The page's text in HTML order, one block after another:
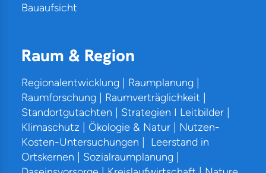
Bauaufsicht
Raum & Region
Regionalentwicklung | Raumplanung |
Raumforschung | Raumverträglichkeit |
Standortgutachten | Strategien I Leitbilder |
Klimaschutz | Ökologie & Natur | Nutzen-
Kosten-Untersuchungen | Leerstand in
Ortskernen | Sozialraumplanung |